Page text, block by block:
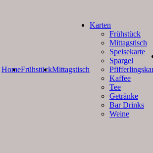
HomeFrühstückMittagstisch
Karten
Frühstück
Mittagstisch
Speisekarte
Spargel
Kaffee
Tee
Getränke
Bar Drinks
Weine